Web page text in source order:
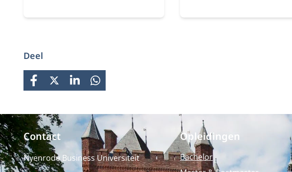
Deel
FACEBOOK
X LINKEDINWHATSAPP
Contact
Nyenrode Business Universiteit
Opleidingen
Bachelor